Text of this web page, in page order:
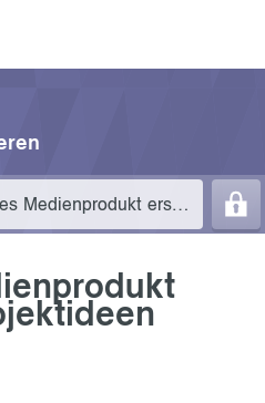
Eigenes Medienprodukt erstellen: Projektideen